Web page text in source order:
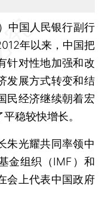
） 中国人民银行副行
年以来，中国把
针对性地加强和改
发展方式转变和结
民经济继续朝着宏
稳较快增长。
光耀共同率领中
金组织（IMF）和
会上代表中国政府